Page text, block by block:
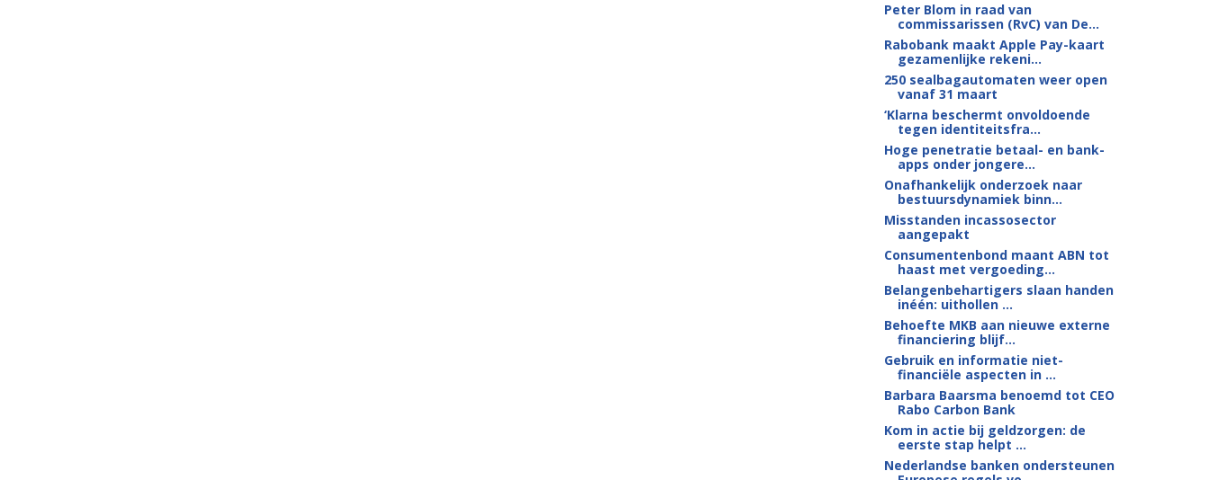
Peter Blom in raad van
commissarissen (RvC) van De...
Rabobank maakt Apple Pay-kaart
gezamenlijke rekeni...
250 sealbagautomaten weer open
vanaf 31 maart
‘Klarna beschermt onvoldoende
tegen identiteitsfra...
Hoge penetratie betaal- en bank-
apps onder jongere...
Onafhankelijk onderzoek naar
bestuursdynamiek binn...
Misstanden incassosector
aangepakt
Consumentenbond maant ABN tot
haast met vergoeding...
Belangenbehartigers slaan handen
inéén: uithollen ...
Behoefte MKB aan nieuwe externe
financiering blijf...
Gebruik en informatie niet-
financiële aspecten in ...
Barbara Baarsma benoemd tot CEO
Rabo Carbon Bank
Kom in actie bij geldzorgen: de
eerste stap helpt ...
Nederlandse banken ondersteunen